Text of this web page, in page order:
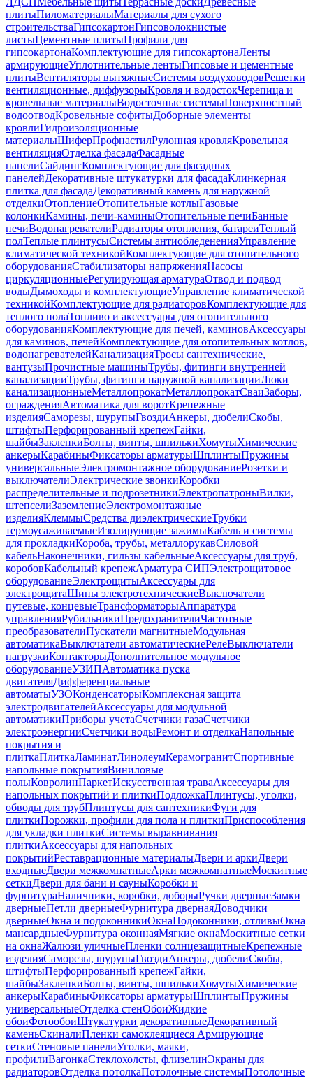
плитыПиломатериалыМатериалы для сухого
строительстваГипсокартонГипсоволокнистые
листыЦементные плитыПрофили для
гипсокартонаКомплектующие для гипсокартонаЛенты
армирующиеУплотнительные лентыГипсовые и цементные
плитыВентиляторы вытяжныеСистемы воздуховодовРешетки
вентиляционные, диффузорыКровля и водостокЧерепица и
кровельные материалыВодосточные системыПоверхностный
водоотводКровельные софитыДоборные элементы
кровлиГидроизоляционные
материалыШиферПрофнастилРулонная кровляКровельная
вентиляцияОтделка фасадаФасадные
панелиСайдингКомплектующие для фасадных
панелейДекоративные штукатурки для фасадаКлинкерная
плитка для фасадаДекоративный камень для наружной
отделкиОтоплениеОтопительные котлыГазовые
колонкиКамины, печи-каминыОтопительные печиБанные
печиВодонагревателиРадиаторы отопления, батареиТеплый
полТеплые плинтусыСистемы антиобледененияУправление
климатической техникойКомплектующие для отопительного
оборудованияСтабилизаторы напряженияНасосы
циркуляционныеРегулирующая арматураОтвод и подвод
водыДымоходы и комплектующиеУправление климатической
техникойКомплектующие для радиаторовКомплектующие для
теплого полаТопливо и аксессуары для отопительного
оборудованияКомплектующие для печей, каминовАксессуары
для каминов, печейКомплектующие для отопительных котлов,
водонагревателейКанализацияТросы сантехнические,
вантузыПрочистные машиныТрубы, фитинги внутренней
канализацииТрубы, фитинги наружной канализацииЛюки
канализационныеМеталлопрокатМеталлопрокатСваиЗаборы,
огражденияАвтоматика для воротКрепежные
изделияСаморезы, шурупыГвоздиАнкеры, дюбелиСкобы,
штифтыПерфорированный крепежГайки,
шайбыЗаклепкиБолты, винты, шпилькиХомутыХимические
анкерыКарабиныФиксаторы арматурыШплинтыПружины
универсальныеЭлектромонтажное оборудованиеРозетки и
выключателиЭлектрические звонкиКоробки
распределительные и подрозетникиЭлектропатроныВилки,
штепселиЗаземлениеЭлектромонтажные
изделияКлеммыСредства диэлектрическиеТрубки
термоусаживаемыеИзолирующие зажимыКабель и системы
для прокладкиКороба, трубы, металлорукавСиловой
кабельНаконечники, гильзы кабельныеАксессуары для труб,
коробовКабельный крепежАрматура СИПЭлектрощитовое
оборудованиеЭлектрощитыАксессуары для
электрощитаШины электротехническиеВыключатели
путевые, концевыеТрансформаторыАппаратура
управленияРубильникиПредохранителиЧастотные
преобразователиПускатели магнитныеМодульная
автоматикаВыключатели автоматическиеРелеВыключатели
нагрузкиКонтакторыДополнительное модульное
оборудованиеУЗИПАвтоматика пуска
двигателяДифференциальные
автоматыУЗОКонденсаторыКомплексная защита
электродвигателейАксессуары для модульной
автоматикиПриборы учетаСчетчики газаСчетчики
электроэнергииСчетчики водыРемонт и отделкаНапольные
покрытия и
плиткаПлиткаЛаминатЛинолеумКерамогранитСпортивные
напольные покрытияВиниловые
полыКовролинПаркетИскусственная траваАксессуары для
напольных покрытий и плиткиПодложкаПлинтусы, уголки,
обводы для трубПлинтусы для сантехникиФуги для
плиткиПорожки, профили для пола и плиткиПриспособления
для укладки плиткиСистемы выравнивания
плиткиАксессуары для напольных
покрытийРеставрационные материалыДвери и аркиДвери
входныеДвери межкомнатныеАрки межкомнатныеМоскитные
сеткиДвери для бани и сауныКоробки и
фурнитураНаличники, коробки, доборыРучки дверныеЗамки
дверныеПетли дверныеФурнитура двернаяДоводчики
дверныеОкна и подоконникиОкнаПодоконники, отливыОкна
мансардныеФурнитура оконнаяМягкие окнаМоскитные сетки
на окнаЖалюзи уличныеПленки солнцезащитныеКрепежные
изделияСаморезы, шурупыГвоздиАнкеры, дюбелиСкобы,
штифтыПерфорированный крепежГайки,
шайбыЗаклепкиБолты, винты, шпилькиХомутыХимические
анкерыКарабиныФиксаторы арматурыШплинтыПружины
универсальныеОтделка стенОбоиЖидкие
обоиФотообоиШтукатурки декоративныеДекоративный
каменьСкиналиПленки самоклеящиеся Армирующие
сеткиСтеновые панелиУголки, маяки,
профилиВагонкаСтеклохолсты, флизелинЭкраны для
радиаторовОтделка потолкаПотолочные системыПотолочные